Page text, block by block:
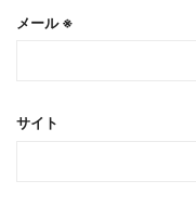
メール※
サイト